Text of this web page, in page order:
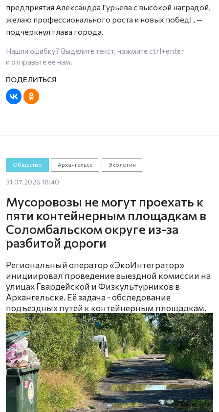
предприятия Александра Гурьева с высокой наградой,
желаю профессионального роста и новых побед! , —
подчеркнул глава города.
Нашли ошибку? Выделите текст, нажмите ctrl+enter
и отправьте ее нам.
Общество Архангельск Экология
31.07.2026 18:40
Мусоровозы не могут проехать к
пяти контейнерным площадкам в
Соломбальском округе из-за
разбитой дороги
Региональный оператор «ЭкоИнтегратор»
инициировал проведение выездной комиссии на
улицах Гвардейской и Физкультурников в
Архангельске. Её задача - обследование
подъездных путей к контейнерным площадкам.